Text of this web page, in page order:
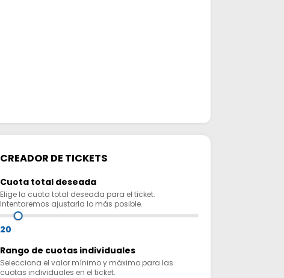
CREADOR DE TICKETS
Cuota total deseada
Elige la cuota total deseada para el ticket.
Intentaremos ajustarla lo más posible.
20
Rango de cuotas individuales
Selecciona el valor mínimo y máximo para las
cuotas individuales en el ticket.